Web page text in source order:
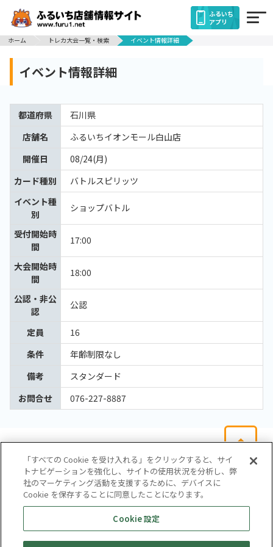
ふるいち
アプリ
ホーム
トレカ大会一覧・検索 イベント情報詳細
イベント情報詳細
都道府県
石川県
店舗名
ふるいちイオンモール白山店
開催日
08/24(月)
カード種別
バトルスピリッツ
イベント種
別
ショップバトル
受付開始時
間
17:00
大会開始時
間
18:00
公認・非公
認
公認
定員
16
条件
年齢制限なし
備考
スタンダード
お問合せ
076-227-8887
会社概要
サイトマップ
お問い合わせ
個人情報保護方針
株式会社テイツー
「すべての Cookie を受け入れる」をクリックすると、サイ
トナビゲーションを強化し、サイトの使用状況を分析し、弊
社のマーケティング活動を支援するために、デバイスに
Cookie を保存することに同意したことになります。
Cookie 設定